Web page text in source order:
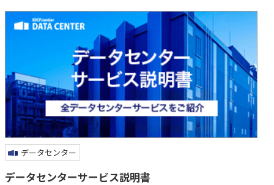
データセンター
データセンターサービス説明書